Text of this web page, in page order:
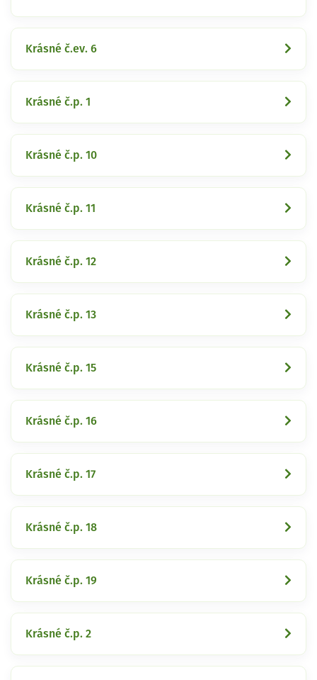
Krásné č.ev. 6
Krásné č.p. 1
Krásné č.p. 10
Krásné č.p. 11
Krásné č.p. 12
Krásné č.p. 13
Krásné č.p. 15
Krásné č.p. 16
Krásné č.p. 17
Krásné č.p. 18
Krásné č.p. 19
Krásné č.p. 2